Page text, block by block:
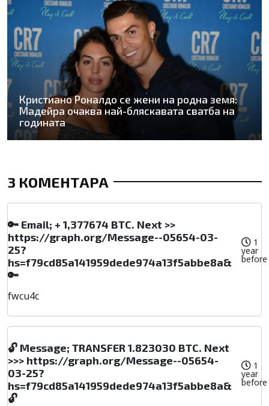
Кристиано Роналдо се жени на родна земя:
Мадейра очаква най-бляскавата сватба на
годината
3 КОМЕНТАРА
🔑 Email; + 1,377674 BTC. Next >>
https://graph.org/Message--05654-03-
25?
hs=f79cd85a141959dede974a13f5abbe8a&
🔑
1
year
before
fwcu4c
🔓 Message; TRANSFER 1.823030 BTC. Next
>>> https://graph.org/Message--05654-
03-25?
hs=f79cd85a141959dede974a13f5abbe8a&
🔓
1
year
before